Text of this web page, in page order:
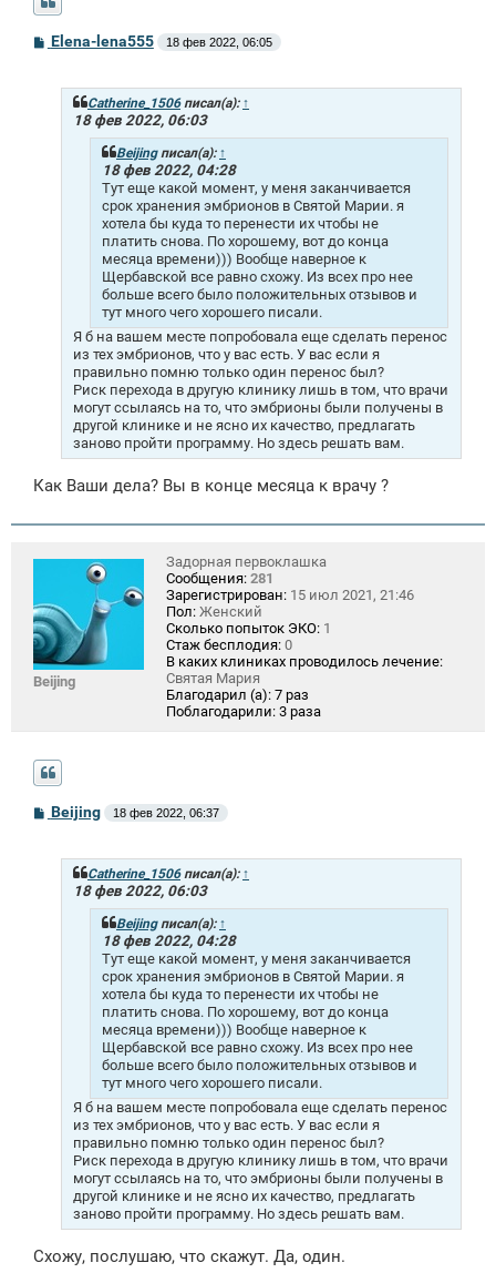
СElena-lena555 18 фев 2022, 06:05
Catherine_1506писал(а): ↑
18 фев 2022, 06:03
Beijingписал(а): ↑
18 фев 2022, 04:28
Тут еще какой момент, у меня заканчивается
срок хранения эмбрионов в Святой Марии. я
хотела бы куда то перенести их чтобы не
платить снова. По хорошему, вот до конца
месяца времени))) Вообще наверное к
Щербавской все равно схожу. Из всех про нее
больше всего было положительных отзывов и
тут много чего хорошего писали.
Я б на вашем месте попробовала еще сделать перенос
из тех эмбрионов, что у вас есть. У вас если я
правильно помню только один перенос был?
Риск перехода в другую клинику лишь в том, что врачи
могут ссылаясь на то, что эмбрионы были получены в
другой клинике и не ясно их качество, предлагать
заново пройти программу. Но здесь решать вам.
Как Ваши дела? Вы в конце месяца к врачу ?
Beijing
Задорная первоклашка
Сообщения: 281
Зарегистрирован: 15 июл 2021, 21:46
Пол: Женский
Сколько попыток ЭКО: 1
Стаж бесплодия: 0
В каких клиниках проводилось лечение:
Святая Мария
Благодарил (а): 7 раз
Поблагодарили: 3 раза
СBeijing 18 фев 2022, 06:37
Catherine_1506писал(а): ↑
18 фев 2022, 06:03
Beijingписал(а): ↑
18 фев 2022, 04:28
Тут еще какой момент, у меня заканчивается
срок хранения эмбрионов в Святой Марии. я
хотела бы куда то перенести их чтобы не
платить снова. По хорошему, вот до конца
месяца времени))) Вообще наверное к
Щербавской все равно схожу. Из всех про нее
больше всего было положительных отзывов и
тут много чего хорошего писали.
Я б на вашем месте попробовала еще сделать перенос
из тех эмбрионов, что у вас есть. У вас если я
правильно помню только один перенос был?
Риск перехода в другую клинику лишь в том, что врачи
могут ссылаясь на то, что эмбрионы были получены в
другой клинике и не ясно их качество, предлагать
заново пройти программу. Но здесь решать вам.
Схожу, послушаю, что скажут. Да, один.